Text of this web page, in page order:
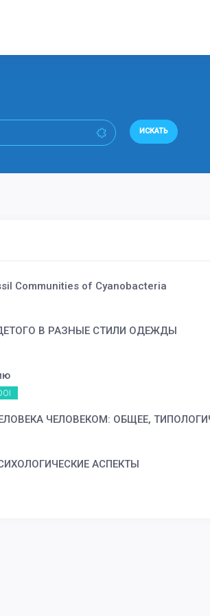
ИСКАТЬ
Communities of Cyanobacteria
В РАЗНЫЕ СТИЛИ ОДЕЖДЫ
ЧЕЛОВЕКОМ: ОБЩЕЕ,
АСПЕКТЫ